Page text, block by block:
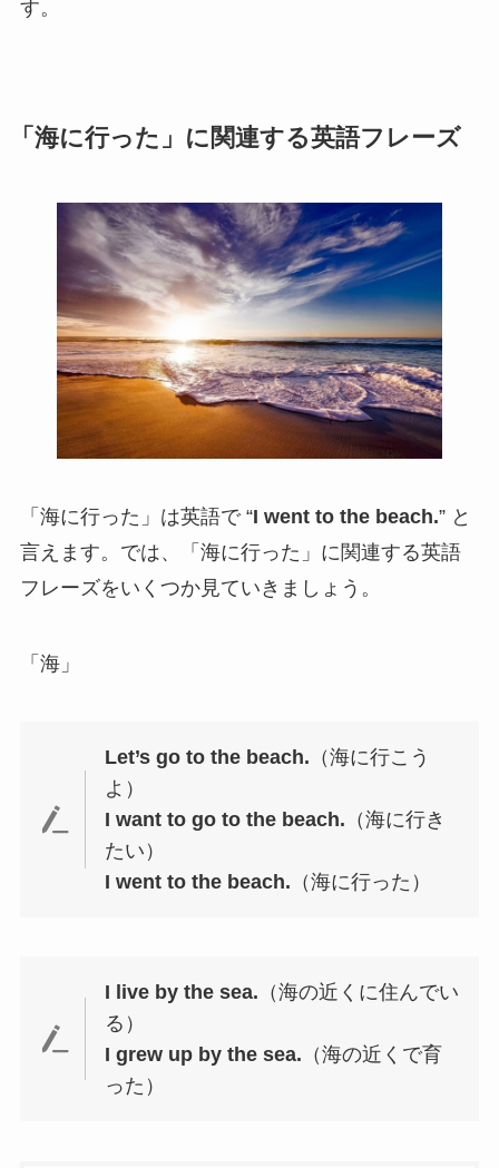
す。
「海に行った」に関連する英語フレーズ
「海に行った」は英語で “I went to the beach.” と
言えます。では、「海に行った」に関連する英語
フレーズをいくつか見ていきましょう。
「海」
Let’s go to the beach. （海に行こう
よ）
I want to go to the beach. （海に行き
たい）
I went to the beach. （海に行った）
I live by the sea. （海の近くに住んでい
る）
I grew up by the sea. （海の近くで育
った）